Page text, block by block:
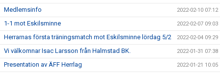
Medlemsinfo 2022-02-10 07:12
1-1 mot Eskilsminne 2022-02-07 09:03
Herrarnas första träningsmatch mot Eskilsminne lördag 5/2 2022-02-04 09:29
Vi välkomnar Isac Larsson från Halmstad BK. 2022-01-31 07:38
Presentation av ÄFF Herrlag 2022-01-21 10:05